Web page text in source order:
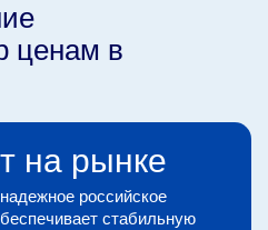
ценам в
на рынке
российское
стабильную